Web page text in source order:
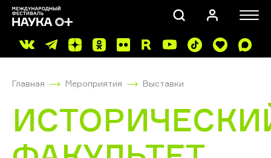
Главная Мероприятия Выставки